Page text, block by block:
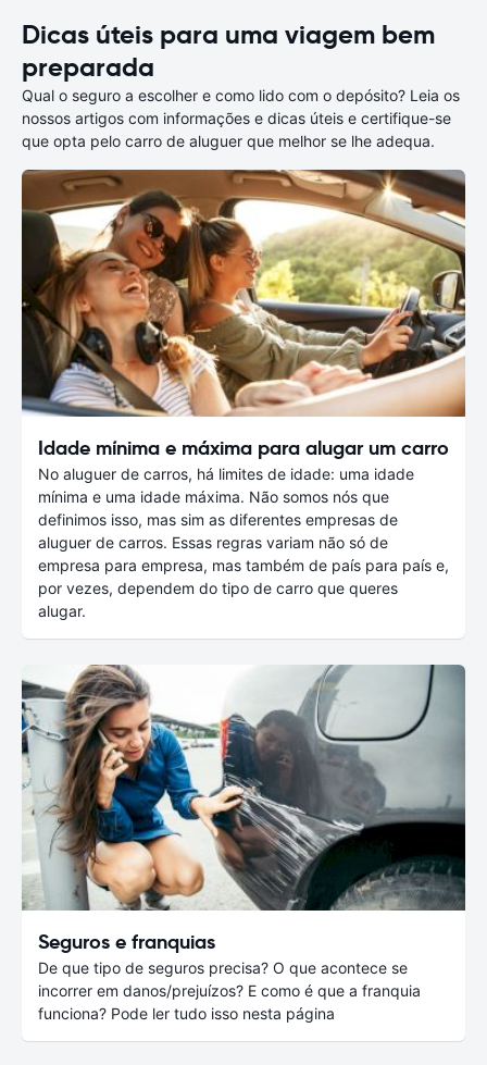
Dicas úteis para uma viagem bem
preparada
Qual o seguro a escolher e como lido com o depósito? Leia os
nossos artigos com informações e dicas úteis e certifique-se
que opta pelo carro de aluguer que melhor se lhe adequa.
Idade mínima e máxima para alugar um carro
No aluguer de carros, há limites de idade: uma idade
mínima e uma idade máxima. Não somos nós que
definimos isso, mas sim as diferentes empresas de
aluguer de carros. Essas regras variam não só de
empresa para empresa, mas também de país para país e,
por vezes, dependem do tipo de carro que queres
alugar.
Seguros e franquias
De que tipo de seguros precisa? O que acontece se
incorrer em danos/prejuízos? E como é que a franquia
funciona? Pode ler tudo isso nesta página